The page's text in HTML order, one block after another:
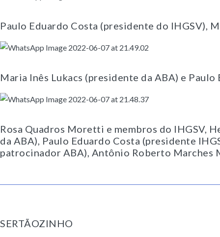
Paulo Eduardo Costa (presidente do IHGSV),
Maria Inês Lukacs (presidente da ABA) e
Rosa Quadros Moretti e membros do IHGSV,
da ABA), Paulo Eduardo Costa (presidente
patrocinador ABA), Antônio Roberto Marches
SERTÃOZINHO